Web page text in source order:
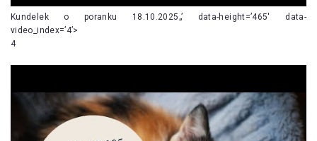
Kundelek o poranku 18.10.2025„’ data-height=’465′ data-
video_index=’4’>
4